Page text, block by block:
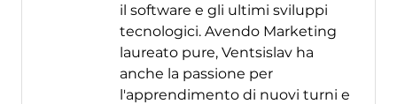
il software e gli ultimi sviluppi
tecnologici. Avendo Marketing
laureato pure, Ventsislav ha
anche la passione per
l'apprendimento di nuovi turni e